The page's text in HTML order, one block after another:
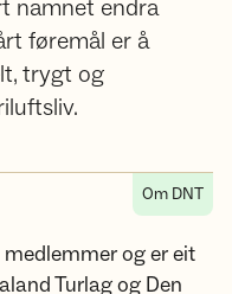
namnet endra
føremål er å
trygt og
Om DNT
og er eit
Turlag og Den